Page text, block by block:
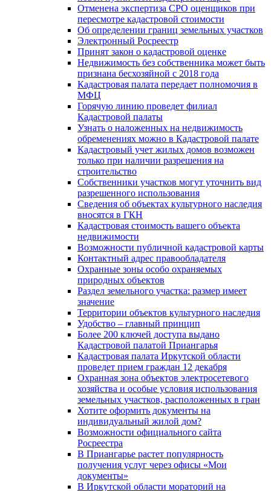
Отменена экспертиза СРО оценщиков при
пересмотре кадастровой стоимости
Об определении границ земельных участков
Электронный Росреестр
Принят закон о кадастровой оценке
Недвижимость без собственника может быть
признана бесхозяйной с 2018 года
Кадастровая палата передает полномочия в
МФЦ
Горячую линию проведет филиал
Кадастровой палаты
Узнать о наложенных на недвижимость
обременениях можно в Кадастровой палате
Кадастровый учет жилых домов возможен
только при наличии разрешения на
строительство
Собственники участков могут уточнить вид
разрешенного использования
Сведения об объектах культурного наследия
вносятся в ГКН
Кадастровая стоимость вашего объекта
недвижимости
Возможности публичной кадастровой карты
Контактный адрес правообладателя
Охранные зоны особо охраняемых
природных объектов
Раздел земельного участка: размер имеет
значение
Территории объектов культурного наследия
Удобство – главный принцип
Более 200 ключей доступа выдано
Кадастровой палатой Приангарья
Кадастровая палата Иркутской области
проведет прием граждан 12 декабря
Охранная зона объектов электросетевого
хозяйства и особые условия использования
земельных участков, расположенных в гран
Хотите оформить документы на
индивидуальный жилой дом?
Возможности официального сайта
Росреестра
В Приангарье растет популярность
получения услуг через офисы «Мои
документы»
В Иркутской области мораторий на